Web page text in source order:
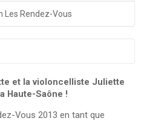
Les Rendez-Vous
et la violoncelliste Juliette
Haute-Saône !
Vous 2013 en tant que